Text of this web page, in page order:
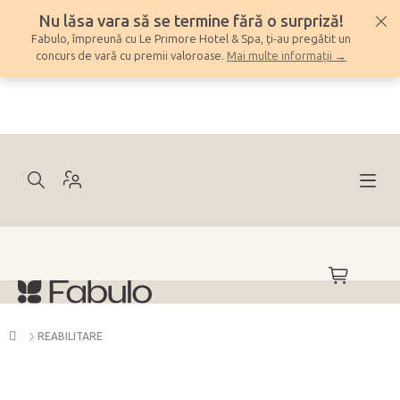
conținut
Nu lăsa vara să se termine fără o surpriză!
Fabulo, împreună cu Le Primore Hotel & Spa, ți-au pregătit un
concurs de vară cu premii valoroase. Mai multe informații →
COŞ
DE
AcasăREABILITARE